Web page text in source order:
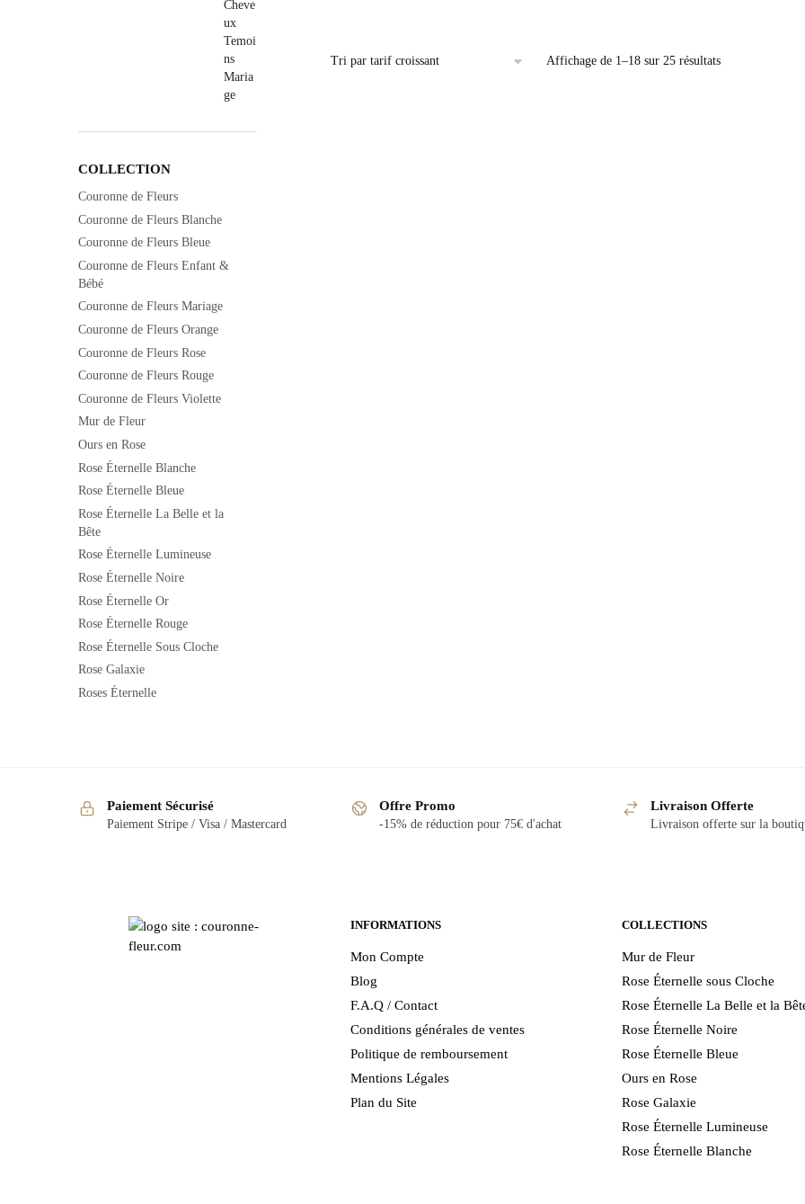
Affichage de 1–18 sur 25 résultats
COLLECTION
Couronne de Fleurs
Couronne de Fleurs Blanche
Couronne de Fleurs Bleue
Couronne de Fleurs Enfant &
Bébé
Couronne de Fleurs Mariage
Couronne de Fleurs Orange
Couronne de Fleurs Rose
Couronne de Fleurs Rouge
Couronne de Fleurs Violette
Mur de Fleur
Ours en Rose
Rose Éternelle Blanche
Rose Éternelle Bleue
Rose Éternelle La Belle et la
Bête
Rose Éternelle Lumineuse
Rose Éternelle Noire
Rose Éternelle Or
Rose Éternelle Rouge
Rose Éternelle Sous Cloche
Rose Galaxie
Roses Éternelle
Paiement Sécurisé
Paiement Stripe / Visa / Mastercard
Offre Promo
-15% de réduction pour 75€ d'achat
Livraison Offerte
Livraison offerte sur la
INFORMATIONS
Mon Compte
Blog
F.A.Q / Contact
Conditions générales de ventes
Politique de remboursement
Mentions Légales
Plan du Site
COLLECTIONS
Mur de Fleur
Rose Éternelle sous Cloche
Rose Éternelle La Belle et la
Rose Éternelle Noire
Rose Éternelle Bleue
Ours en Rose
Rose Galaxie
Rose Éternelle Lumineuse
Rose Éternelle Blanche